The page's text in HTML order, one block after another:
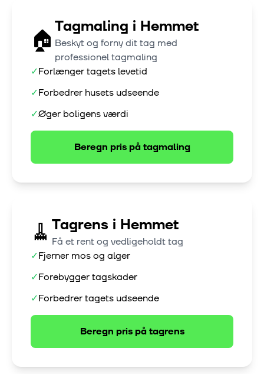
🏠 Tagmaling i Hemmet
Beskyt og forny dit tag med
professionel tagmaling
✓Forlænger tagets levetid
✓Forbedrer husets udseende
✓Øger boligens værdi
Beregn pris påtagmaling
🧹 Tagrens i Hemmet
Få et rent og vedligeholdt tag
✓Fjerner mos og alger
✓Forebygger tagskader
✓Forbedrer tagets udseende
Beregn pris påtagrens